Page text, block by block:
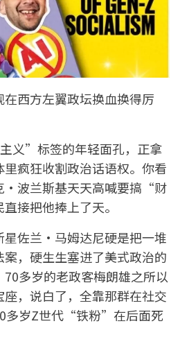
西方左翼政坛换血换得厉
义”标签的年轻面孔，正拿
疯狂收割政治话语权。你看
·波兰斯基天天高喊要搞“财
接把他捧上了天。
星佐兰·马姆达尼硬是把一堆
，硬生生塞进了美式政治的
多岁的老政客梅朗雄之所以
，说白了，全靠那群在社交
多岁Z世代“铁粉”在后面死